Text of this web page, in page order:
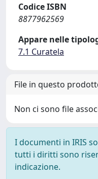
Codice ISBN
8877962569
Appare nelle
7.1 Curatela
File in questo
Non ci sono file
I documenti in IRIS
tutti i diritti sono
indicazione.